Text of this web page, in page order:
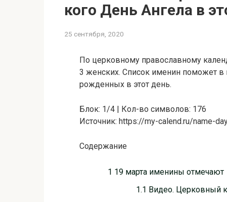
кого День Ангела в
25 сентября, 2020
По церковному православному
3 женских. Список именин поможет
рожденных в этот день.
Блок: 1/4 | Кол-во символов: 176
Источник: https://my-calend.ru/name-
Содержание
1 19 марта именины отмечают
1.1 Видео. Церковный